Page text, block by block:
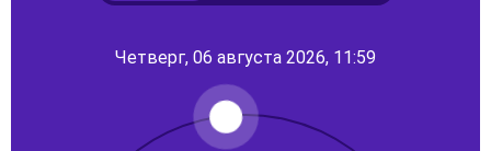
Четверг, 06 августа 2026, 11:59